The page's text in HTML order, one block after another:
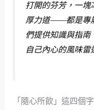
打開的芬芳，一塊
厚力道——都是專
們提供知識與指
自己內心的風味雷
「隨心所飲」這四個